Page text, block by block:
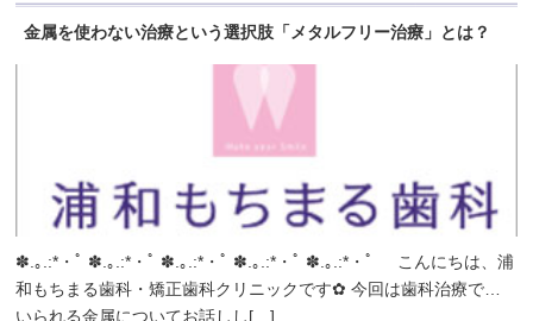
金属を使わない治療という選択肢「メタルフリー治療」とは？
✽.｡.:*・ﾟ ✽.｡.:*・ﾟ ✽.｡.:*・ﾟ ✽.｡.:*・ﾟ ✽.｡.:*・ﾟ こんにちは、浦
和もちまる歯科・矯正歯科クリニックです✿ 今回は歯科治療で用
いられる金属についてお話しし[…]